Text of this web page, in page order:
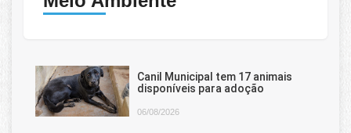
Canil Municipal tem 17 animais
disponíveis para adoção
06/08/2026